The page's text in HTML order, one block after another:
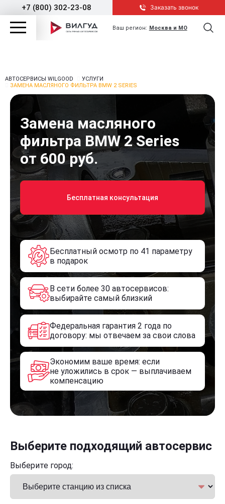
+7 (800) 302-23-08 Заказать звонок
Ваш регион: Москва и МО
АВТОСЕРВИСЫ WILGOOD
УСЛУГИ
ЗАМЕНА МАСЛЯНОГО ФИЛЬТРА BMW 2 SERIES
Замена масляного
фильтра BMW 2 Series
от 600 руб.
Бесплатная консультация
Бесплатный осмотр по 41 параметру
в подарок
В сети более 30 автосервисов:
выбирайте самый близкий
Федеральная гарантия 2 года по
договору: мы отвечаем за свои слова
Экономим ваше время: если
не уложились в срок — выплачиваем
компенсацию
Выберите подходящий автосервис
Выберите город: